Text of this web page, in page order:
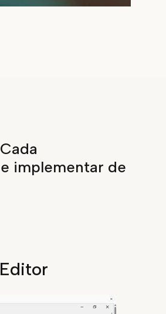
implementar de